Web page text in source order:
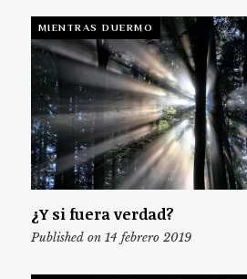
MIENTRAS DUERMO
¿Y si fuera verdad?
Published on 14 febrero 2019